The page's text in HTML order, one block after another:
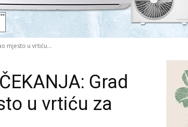
mjesto u vrtiću...
Grad
u vrtiću za